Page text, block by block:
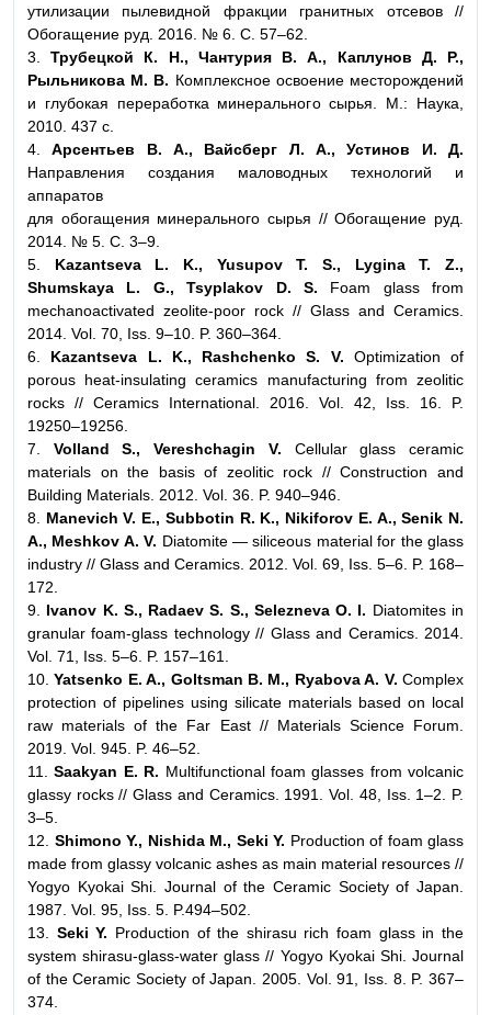
утилизации пылевидной фракции гранитных отсевов //
Обогащение руд. 2016. № 6. С. 57–62.
3.
Трубецкой К. Н., Чантурия В. А., Каплунов Д. Р.,
Рыльникова М. В. Комплексное освоение месторождений
и глубокая переработка минерального сырья. М.: Наука,
2010. 437 с.
4.Арсентьев В. А., Вайсберг Л. А., Устинов И. Д.
Направления создания маловодных технологий и
аппаратов
для обогащения минерального сырья // Обогащение руд.
2014. № 5. С. 3–9.
5. Kazantseva L. K., Yusupov T. S., Lygina T. Z.,
Shumskaya L. G., Tsyplakov D. S. Foam glass from
mechanoactivated zeolite-poor rock // Glass and Ceramics.
2014. Vol. 70, Iss. 9–10. P. 360–364.
6. Kazantseva L. K., Rashchenko S. V. Optimization of
porous heat-insulating ceramics manufacturing from zeolitic
rocks // Ceramics International. 2016. Vol. 42, Iss. 16. P.
19250–19256.
7.
Volland S., Vereshchagin V. Cellular glass ceramic
materials on the basis of zeolitic rock // Construction and
Building Materials. 2012. Vol. 36. P. 940–946.
8. Manevich V. E., Subbotin R. K., Nikiforov E. A., Senik N.
A., Meshkov A. V. Diatomite — siliceous material for the glass
industry // Glass and Ceramics. 2012. Vol. 69, Iss. 5–6. P. 168–
172.
9. Ivanov K. S., Radaev S. S., Selezneva O. I. Diatomites in
granular foam-glass technology // Glass and Ceramics. 2014.
Vol. 71, Iss. 5–6. P. 157–161.
10.Yatsenko E. A., Goltsman B. M., Ryabova A. V. Complex
protection of pipelines using silicate materials based on local
raw materials of the Far East // Materials Science Forum.
2019. Vol. 945. P. 46–52.
11.Saakyan E. R. Multifunctional foam glasses from volcanic
glassy rocks // Glass and Ceramics. 1991. Vol. 48, Iss. 1–2. P.
3–5.
12. Shimono Y., Nishida M., Seki Y. Production of foam glass
made from glassy volcanic ashes as main material resources //
Yogyo Kyokai Shi. Journal of the Ceramic Society of Japan.
1987. Vol. 95, Iss. 5. P.494–502.
13. Seki Y. Production of the shirasu rich foam glass in the
system shirasu-glass-water glass // Yogyo Kyokai Shi. Journal
of the Ceramic Society of Japan. 2005. Vol. 91, Iss. 8. P. 367–
374.